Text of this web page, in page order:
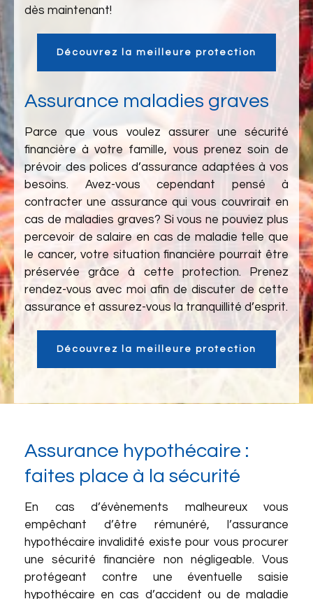
dès maintenant!
Découvrez la meilleure protection
Assurance maladies graves
Parce que vous voulez assurer une sécurité
financière à votre famille, vous prenez soin de
prévoir des polices d’assurance adaptées à vos
besoins. Avez-vous cependant pensé à
contracter une assurance qui vous couvrirait en
cas de maladies graves? Si vous ne pouviez plus
percevoir de salaire en cas de maladie telle que
le cancer, votre situation financière pourrait être
préservée grâce à cette protection. Prenez
rendez-vous avec moi afin de discuter de cette
assurance et assurez-vous la tranquillité d’esprit.
Découvrez la meilleure protection
Assurance hypothécaire :
faites place à la sécurité
En cas d’évènements malheureux vous
empêchant d’être rémunéré, l’assurance
hypothécaire invalidité existe pour vous procurer
une sécurité financière non négligeable. Vous
protégeant contre une éventuelle saisie
hypothécaire en cas d’accident ou de maladie